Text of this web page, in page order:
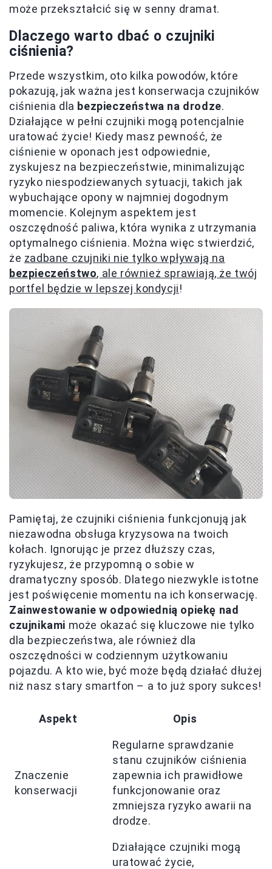
może przekształcić się w senny dramat.
Dlaczego warto dbać o czujniki
ciśnienia?
Przede wszystkim, oto kilka powodów, które
pokazują, jak ważna jest konserwacja czujników
ciśnienia dla bezpieczeństwa na drodze.
Działające w pełni czujniki mogą potencjalnie
uratować życie! Kiedy masz pewność, że
ciśnienie w oponach jest odpowiednie,
zyskujesz na bezpieczeństwie, minimalizując
ryzyko niespodziewanych sytuacji, takich jak
wybuchające opony w najmniej dogodnym
momencie. Kolejnym aspektem jest
oszczędność paliwa, która wynika z utrzymania
optymalnego ciśnienia. Można więc stwierdzić,
że zadbane czujniki nie tylko wpływają na
bezpieczeństwo, ale również sprawiają, że twój
portfel będzie w lepszej kondycji!
Pamiętaj, że czujniki ciśnienia funkcjonują jak
niezawodna obsługa kryzysowa na twoich
kołach. Ignorując je przez dłuższy czas,
ryzykujesz, że przypomną o sobie w
dramatyczny sposób. Dlatego niezwykle istotne
jest poświęcenie momentu na ich konserwację.
Zainwestowanie w odpowiednią opiekę nad
czujnikami może okazać się kluczowe nie tylko
dla bezpieczeństwa, ale również dla
oszczędności w codziennym użytkowaniu
pojazdu. A kto wie, być może będą działać dłużej
niż nasz stary smartfon – a to już spory sukces!
Aspekt Opis
Znaczenie
konserwacji
Regularne sprawdzanie
stanu czujników ciśnienia
zapewnia ich prawidłowe
funkcjonowanie oraz
zmniejsza ryzyko awarii na
drodze.
Działające czujniki mogą
uratować życie,